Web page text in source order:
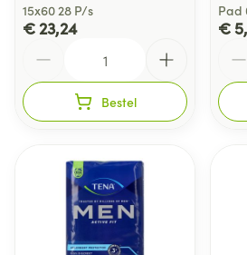
15x60 28 P/s
€ 23,24
Bestel
Pad
€